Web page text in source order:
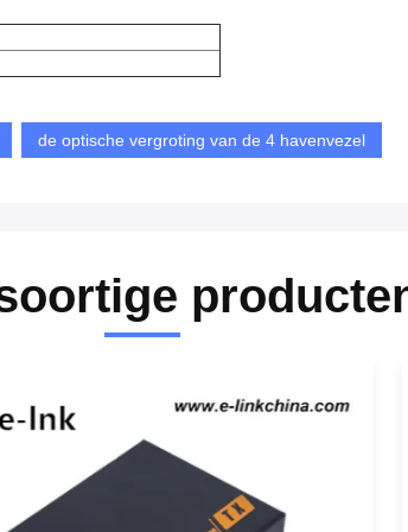
de optische vergroting van de 4 havenvezel